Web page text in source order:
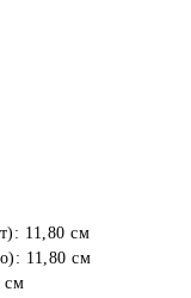
11,80 см
11,80 см
см